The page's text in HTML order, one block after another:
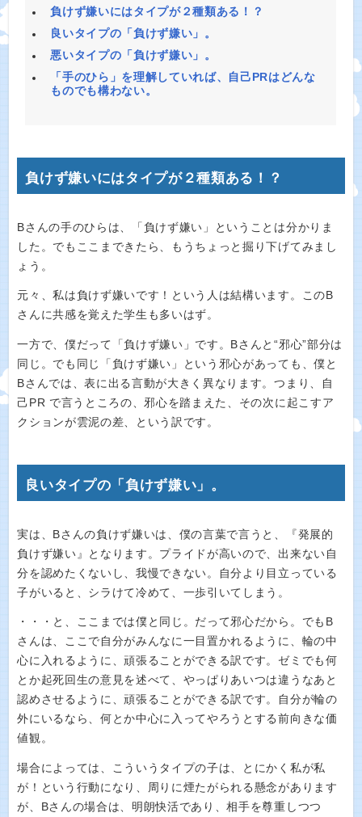
負けず嫌いにはタイプが２種類ある！？
良いタイプの「負けず嫌い」。
悪いタイプの「負けず嫌い」。
「手のひら」を理解していれば、自己PRはどんな
ものでも構わない。
負けず嫌いにはタイプが２種類ある！？
Bさんの手のひらは、「負けず嫌い」ということは分かりま
した。でもここまできたら、もうちょっと掘り下げてみまし
ょう。
元々、私は負けず嫌いです！という人は結構います。このB
さんに共感を覚えた学生も多いはず。
一方で、僕だって「負けず嫌い」です。Bさんと“邪心”部分は
同じ。でも同じ「負けず嫌い」という邪心があっても、僕と
Bさんでは、表に出る言動が大きく異なります。つまり、自
己PR で言うところの、邪心を踏まえた、その次に起こすア
クションが雲泥の差、という訳です。
良いタイプの「負けず嫌い」。
実は、Bさんの負けず嫌いは、僕の言葉で言うと、『発展的
負けず嫌い』となります。プライドが高いので、出来ない自
分を認めたくないし、我慢できない。自分より目立っている
子がいると、シラけて冷めて、一歩引いてしまう。
・・・と、ここまでは僕と同じ。だって邪心だから。でもB
さんは、ここで自分がみんなに一目置かれるように、輪の中
心に入れるように、頑張ることができる訳です。ゼミでも何
とか起死回生の意見を述べて、やっぱりあいつは違うなあと
認めさせるように、頑張ることができる訳です。自分が輪の
外にいるなら、何とか中心に入ってやろうとする前向きな価
値観。
場合によっては、こういうタイプの子は、とにかく私が私
が！という行動になり、周りに煙たがられる懸念があります
が、Bさんの場合は、明朗快活であり、相手を尊重しつつ